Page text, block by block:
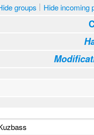
groups Hide incoming